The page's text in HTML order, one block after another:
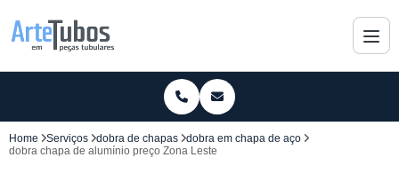
Home Serviços dobra de chapas
dobra em chapa de aço
dobra chapa de alumínio preço Zona Leste